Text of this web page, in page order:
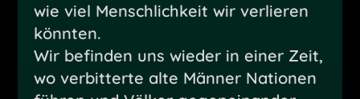
wie viel Menschlichkeit wir verlieren
könnten.
Wir befinden uns wieder in einer Zeit,
wo verbitterte alte Männer Nationen